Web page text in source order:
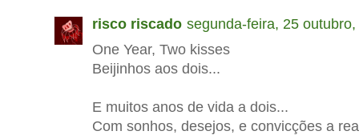
risco riscado segunda-feira, 25
One Year, Two kisses
Beijinhos aos dois...
E muitos anos de vida a dois...
Com sonhos, desejos, e convicções a